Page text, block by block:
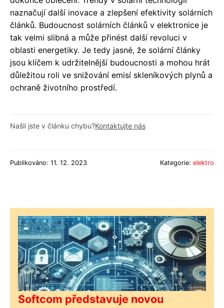
naznačují další inovace a zlepšení efektivity solárních
článků. Budoucnost solárních článků v elektronice je
tak velmi slibná a může přinést další revoluci v
oblasti energetiky. Je tedy jasné, že solární články
jsou klíčem k udržitelnější budoucnosti a mohou hrát
důležitou roli ve snižování emisí skleníkových plynů a
ochraně životního prostředí.
Našli jste v článku chybu?Kontaktujte nás
Publikováno: 11. 12. 2023 Kategorie: elektro
Softcom představuje novou